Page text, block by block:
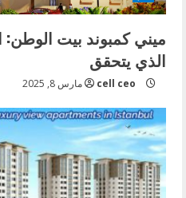
ميني كمبوند بيت الوطن:
الذي يتحقق
cell ceo مارس 8, 2025